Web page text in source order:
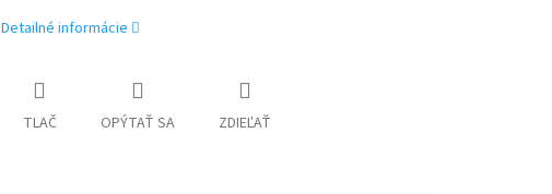
Detailné informácie
TLAČ OPÝTAŤ SA ZDIEĽAŤ